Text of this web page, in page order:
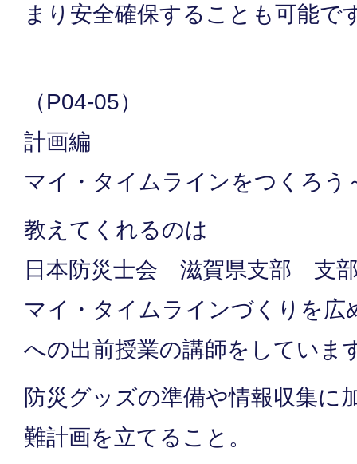
まり安全確保することも可能で
（P04-05）
計画編
マイ・タイムラインをつくろう
教えてくれるのは
日本防災士会 滋賀県支部 支
マイ・タイムラインづくりを広
への出前授業の講師をしていま
防災グッズの準備や情報収集に
難計画を立てること。